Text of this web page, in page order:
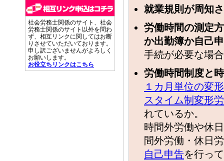
就業規則が周知
労働時間の測定
か出勤簿か自己
手続が必要な場
労働時間制度と
１カ月単位の変
スタイム制変形
れているか。
時間外労働や休
間外労働・休日
自己申告を行っ
社会労務士関係のサイト、社会
労務士関係のサイト以外を問わ
ず、相互リンクに関してはお断
りさせていただいております。
申し訳ございませんがよろしく
お願いします。
お役立ちリンクはこちら